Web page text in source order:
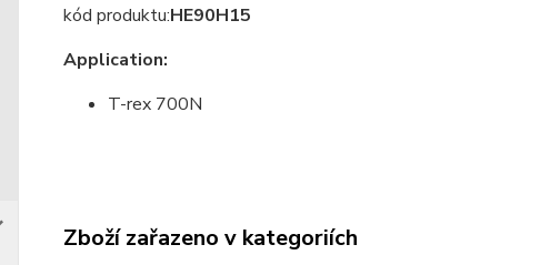
kód produktu:HE90H15
Application:
T-rex 700N
Zboží zařazeno v kategoriích